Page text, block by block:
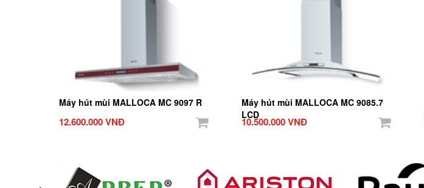
Máy hút mùi MALLOCA MC 9097 R
12.600.000 VNĐ
Máy hút mùi MALLOCA MC 9085.7
LCD
10.500.000 VNĐ